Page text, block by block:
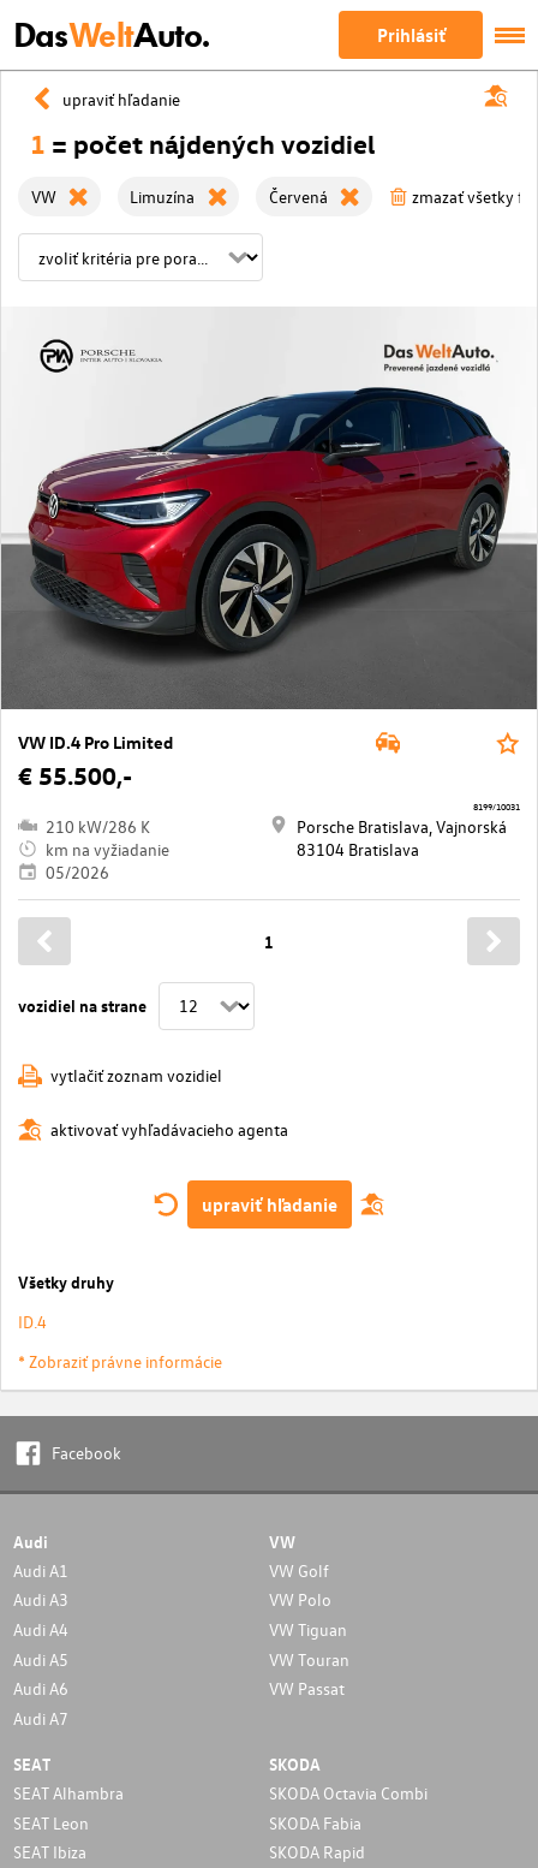
DasWeltAuto. Prihlásiť
upraviť hľadanie
1 = počet nájdených vozidiel
VW Limuzína Červená zmazať všetky
VW ID.4 Pro Limited
€ 55.500,-
210 kW/286 K
km na vyžiadanie
05/2026
Porsche Bratislava, Vajnorská
83104 Bratislava
8199/10031
vozidiel na strane
1
vytlačiť zoznam vozidiel
aktivovať vyhľadávacieho agenta
upraviť hľadanie
Všetky druhy
ID.4
* Zobraziť právne informácie
Facebook
Audi
Audi A1
Audi A3
Audi A4
Audi A5
Audi A6
Audi A7
VW
VW Golf
VW Polo
VW Tiguan
VW Touran
VW Passat
SEAT
SEAT Alhambra
SEAT Leon
SEAT Ibiza
SKODA
SKODA Octavia Combi
SKODA Fabia
SKODA Rapid